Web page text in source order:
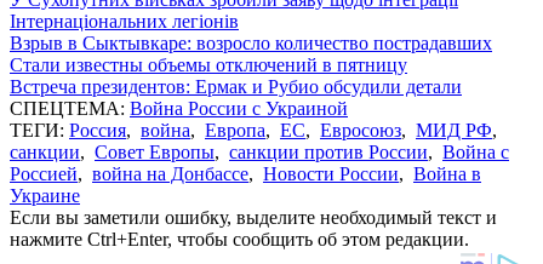
Інтернаціональних легіонів
Взрыв в Сыктывкаре: возросло количество пострадавших
Стали известны объемы отключений в пятницу
Встреча президентов: Ермак и Рубио обсудили детали
СПЕЦТЕМА: Война России с Украиной
ТЕГИ: Россия, война, Европа, ЕС, Евросоюз, МИД РФ,
санкции, Совет Европы, санкции против России, Война с
Россией, война на Донбассе, Новости России, Война в
Украине
Если вы заметили ошибку, выделите необходимый текст и
нажмите Ctrl+Enter, чтобы сообщить об этом редакции.